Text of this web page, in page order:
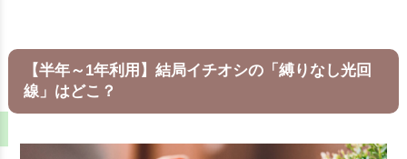
【半年～1年利用】結局イチオシの「縛りなし光回
線」はどこ？